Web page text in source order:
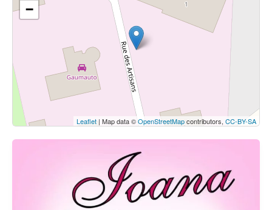
Cliquez sur le bouton pour afficher la carte.
Voir la carte
−
Leaflet | Map data ©OpenStreetMapcontributors, CC-BY-SA